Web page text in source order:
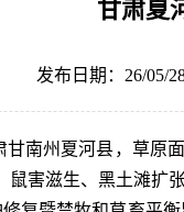
甘肃夏
发布日期：26/05/
甘南州夏河县，草原
害滋生、黑土滩扩